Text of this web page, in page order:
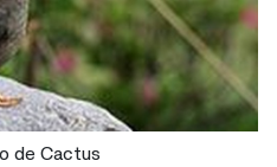
de Cactus